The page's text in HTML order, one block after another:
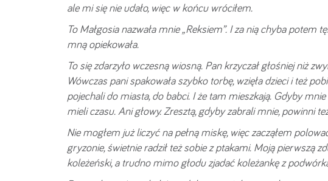
ale mi się nie udało, więc w końcu wróciłem.
To Małgosia nazwała mnie „Reksiem”. I za nią chyba potem
mną opiekowała.
To się zdarzyło wczesną wiosną. Pan krzyczał głośniej niż
Wówczas pani spakowała szybko torbę, wzięła dzieci i też
pojechali do miasta, do babci. I że tam mieszkają. Gdyby
mieli czasu. Ani głowy. Zresztą, gdyby zabrali mnie, powinni
Nie mogłem już liczyć na pełną miskę, więc zacząłem
gryzonie, świetnie radził też sobie z ptakami. Moją pierwszą
koleżeński, a trudno mimo głodu zjadać koleżankę z